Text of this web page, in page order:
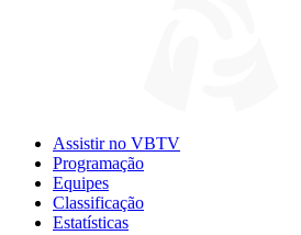
Assistir no VBTV
Programação
Equipes
Classificação
Estatísticas